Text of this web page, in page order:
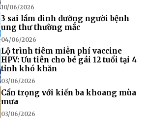
10/06/2026
3 sai lầm dinh dưỡng người bệnh
ung thư thường mắc
04/06/2026
Lộ trình tiêm miễn phí vaccine
HPV: Ưu tiên cho bé gái 12 tuổi tại 4
tỉnh khó khăn
03/06/2026
Cẩn trọng với kiến ba khoang mùa
mưa
03/06/2026